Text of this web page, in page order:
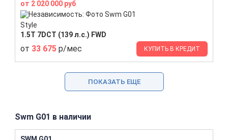
от 2 020 000 руб
Style
1.5T 7DCT (139 л.с.) FWD
от 33 675 р/мес КУПИТЬ В КРЕДИТ
ПОКАЗАТЬ ЕЩЕ
Swm G01 в наличии